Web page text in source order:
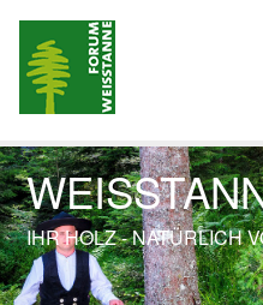
IHR HOLZ - NATÜRLICH
Previous